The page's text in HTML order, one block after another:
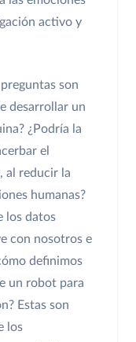
activo y
son
desarrollar un
¿Podría la
el
al reducir la
humanas?
los datos
con nosotros e
definimos
un robot para
Estas son
los